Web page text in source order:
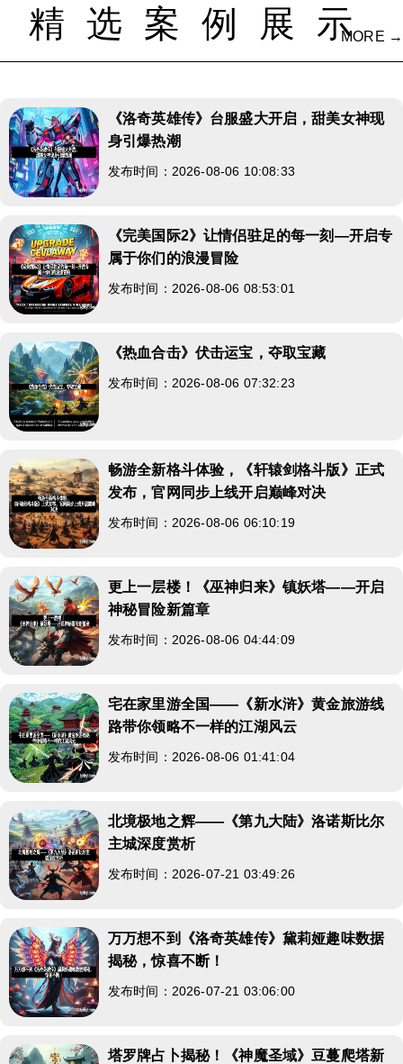
精选案例展示MORE →
《洛奇英雄传》台服盛大开启，甜美女神现
身引爆热潮
发布时间：2026-08-06 10:08:33
《完美国际2》让情侣驻足的每一刻—开启专
属于你们的浪漫冒险
发布时间：2026-08-06 08:53:01
《热血合击》伏击运宝，夺取宝藏
发布时间：2026-08-06 07:32:23
畅游全新格斗体验，《轩辕剑格斗版》正式
发布，官网同步上线开启巅峰对决
发布时间：2026-08-06 06:10:19
更上一层楼！《巫神归来》镇妖塔——开启
神秘冒险新篇章
发布时间：2026-08-06 04:44:09
宅在家里游全国——《新水浒》黄金旅游线
路带你领略不一样的江湖风云
发布时间：2026-08-06 01:41:04
北境极地之辉——《第九大陆》洛诺斯比尔
主城深度赏析
发布时间：2026-07-21 03:49:26
万万想不到《洛奇英雄传》黛莉娅趣味数据
揭秘，惊喜不断！
发布时间：2026-07-21 03:06:00
塔罗牌占卜揭秘！《神魔圣域》豆蔓爬塔新